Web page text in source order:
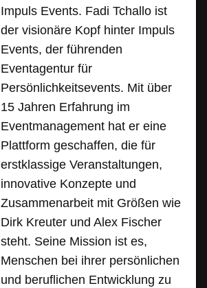
Impuls Events. Fadi Tchallo ist
der visionäre Kopf hinter Impuls
Events, der führenden
Eventagentur für
Persönlichkeitsevents. Mit über
15 Jahren Erfahrung im
Eventmanagement hat er eine
Plattform geschaffen, die für
erstklassige Veranstaltungen,
innovative Konzepte und
Zusammenarbeit mit Größen wie
Dirk Kreuter und Alex Fischer
steht. Seine Mission ist es,
Menschen bei ihrer persönlichen
und beruflichen Entwicklung zu